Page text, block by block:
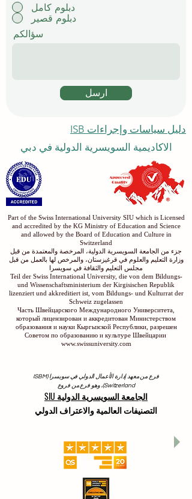
دبلوم كامل
دبلوم قصير
سؤالكم
ارسل
دليل سياسات وإجراءات ISB
الاكاديمية السويسرية الدولية في دبي
Part of the Swiss International University SIU which is Licensed
and accredited by the KG Ministry of Education and Science
and allowed by the Board of Education and Culture in
Switzerland
جزء من الجامعة السويسرية الدولية، المرخصة والمعتمدة من قبل
وزارة التعليم والعلوم في قرغيزستان، والمرخص لها بالعمل من قبل
مجلس التعليم والثقافة في سويسرا
Teil der Swiss International University, die von dem Bildungs-
und Wissenschaftsministerium der Kirgisischen Republik
lizenziert und akkreditiert ist, vom Bildungs- und Kulturrat der
Schweiz zugelassen
Часть Швейцарского Международного Университета,
который лицензирован и аккредитован Министерством
образования и науки Кыргызской Республики, разрешен
Советом по образованию и культуре Швейцарии
www.swissuniversity.com
فرع من معهد إدارة الأعمال الدولي في سويسرا (ISBM
Switzerland)، وهو فرع من فروع
الجامعة السويسرية الدولية SIU
التصنيفات العالمية والاعتراف الدولي